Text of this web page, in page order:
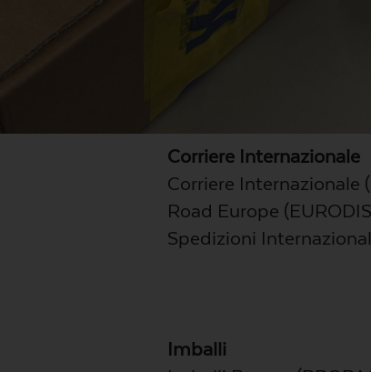
Corriere Internazionale
Corriere Internazionale
Road Europe
Spedizioni
Imballi